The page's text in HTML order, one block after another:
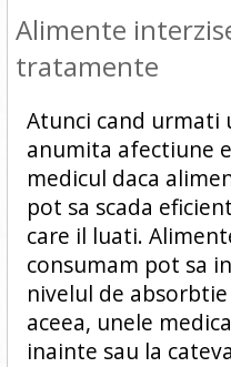
Alimente
tratamente
Atunci cand
anumita afectiune
medicul daca
pot sa scada
care il luati.
consumam pot sa
nivelul de
aceea, unele
inainte sau la